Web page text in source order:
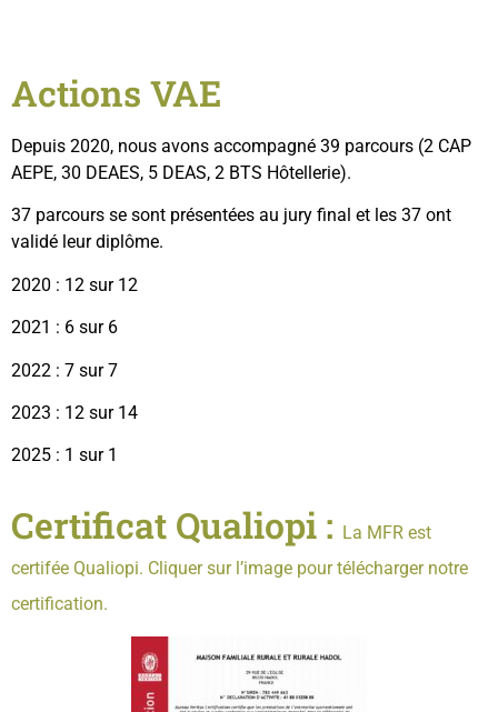
Actions VAE
Depuis 2020, nous avons accompagné 39 parcours (2 CAP
AEPE, 30 DEAES, 5 DEAS, 2 BTS Hôtellerie).
37 parcours se sont présentées au jury final et les 37 ont
validé leur diplôme.
2020 : 12 sur 12
2021 : 6 sur 6
2022 : 7 sur 7
2023 : 12 sur 14
2025 : 1 sur 1
Certificat Qualiopi : La MFR est
certifée Qualiopi. Cliquer sur l’image pour télécharger notre
certification.